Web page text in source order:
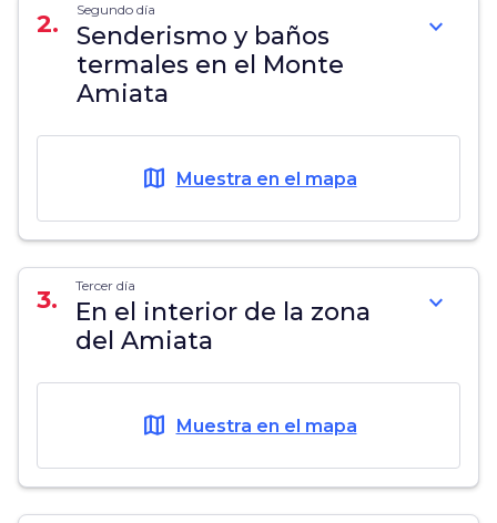
2. Segundo día
Senderismo y baños
termales en el Monte
Amiata
expand_more
map Muestra en el mapa
3. Tercer día
En el interior de la zona
del Amiata
expand_more
map Muestra en el mapa